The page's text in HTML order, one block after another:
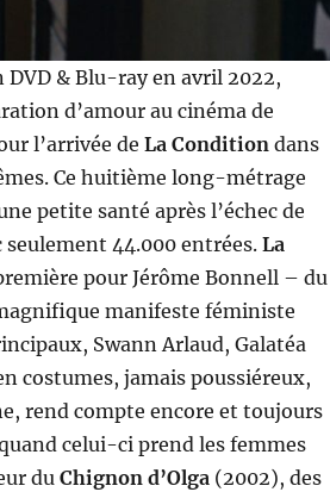
DVD & Blu-ray en avril 2022,
d’amour au cinéma de
l’arrivée de La Conditiondans
Ce huitième long-métrage
petite santé après l’échec de
44.000 entrées. La
pour Jérôme Bonnell – du
manifeste féministe
Swann Arlaud, Galatéa
costumes, jamais poussiéreux,
rend compte encore et toujours
celui-ci prend les femmes
duChignon d’Olga(2002), des